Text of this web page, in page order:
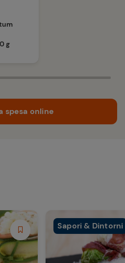
g
spesa online
Sapori & Dintorni